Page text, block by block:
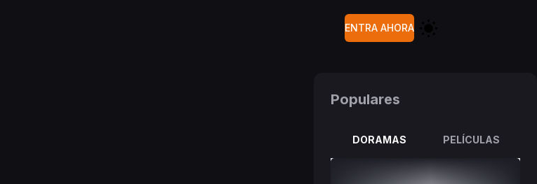
ENTRA AHORA
Populares
DORAMAS PELÍCULAS